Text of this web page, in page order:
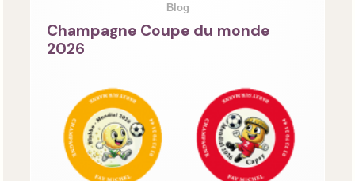
Blog
Champagne Coupe du monde
2026